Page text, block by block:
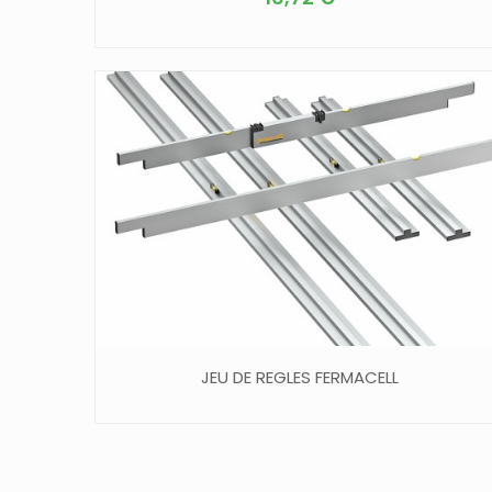
JEU DE REGLES FERMACELL